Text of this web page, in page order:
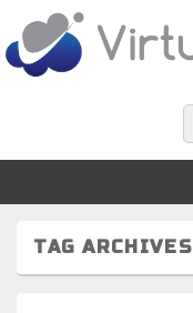
Blog francophone sur la
TAG